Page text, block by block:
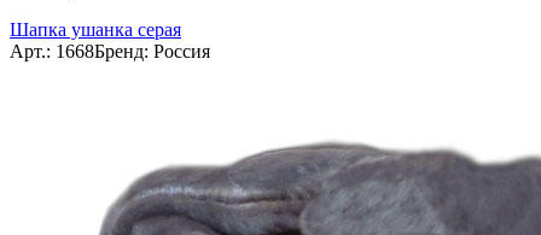
Шапка ушанка серая
Арт.: 1668Бренд: Россия